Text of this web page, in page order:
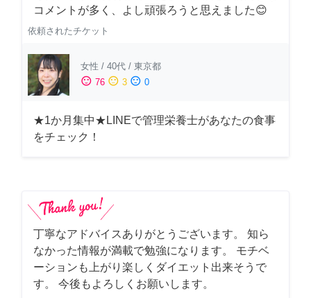
コメントが多く、よし頑張ろうと思えました😊
依頼されたチケット
女性 / 40代 / 東京都
sentiment_satisfied 76 sentiment_neutral 3 sentiment_dissatisfied 0
★1か月集中★LINEで管理栄養士があなたの食事
をチェック！
丁寧なアドバイスありがとうございます。 知ら
なかった情報が満載で勉強になります。 モチベ
ーションも上がり楽しくダイエット出来そうで
す。 今後もよろしくお願いします。